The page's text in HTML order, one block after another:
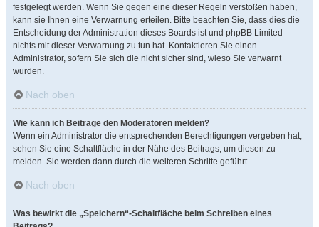
festgelegt werden. Wenn Sie gegen eine dieser Regeln verstoßen haben,
kann sie Ihnen eine Verwarnung erteilen. Bitte beachten Sie, dass dies die
Entscheidung der Administration dieses Boards ist und phpBB Limited
nichts mit dieser Verwarnung zu tun hat. Kontaktieren Sie einen
Administrator, sofern Sie sich die nicht sicher sind, wieso Sie verwarnt
wurden.
Nach oben
Wie kann ich Beiträge den Moderatoren melden?
Wenn ein Administrator die entsprechenden Berechtigungen vergeben hat,
sehen Sie eine Schaltfläche in der Nähe des Beitrags, um diesen zu
melden. Sie werden dann durch die weiteren Schritte geführt.
Nach oben
Was bewirkt die „Speichern“-Schaltfläche beim Schreiben eines